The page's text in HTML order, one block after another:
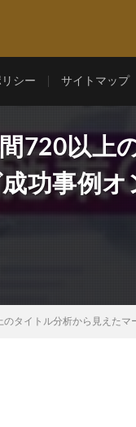
シー サイトマップ
720以上
功事例オ
タイトル分析から見えた